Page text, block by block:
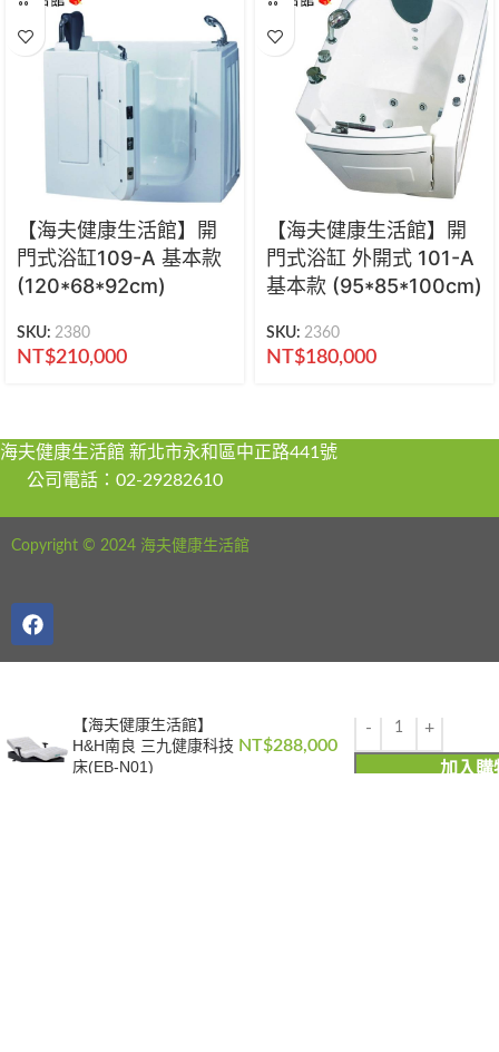
【海夫健康生活館】開
門式浴缸109-A 基本款
(120*68*92cm)
SKU: 2380
NT$210,000
【海夫健康生活館】開
門式浴缸 外開式 101-A
基本款 (95*85*100cm)
SKU: 2360
NT$180,000
海夫健康生活館 新北市永和區中正路441號
公司電話：02-29282610
Copyright © 2024 海夫健康生活館
【海夫健康生活館】
H&H南良 三九健康科技
床(EB-N01)
NT$288,000
加入購